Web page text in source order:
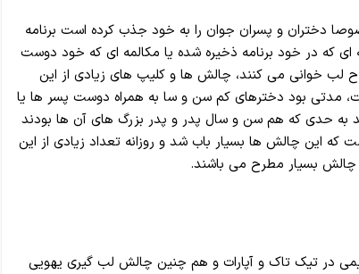
دختران و پسران جوان را به خود جذب کرده است برنامه
ای که در خود برنامه ذخیره شده یا مکالمه ای که خود دوست
لب خوانی می کنند، چالش ها و کلیپ های زیادی از این
مدتی بود دخترهای کم سن و سا به همراه دوست پسر ها یا
به حدی که هم سن و سال پدر و پدر بزرگ های آن ها بودند
این چالش ها بسیار باب شد و روزانه تعداد زیادی از این
بسیار مطرح می باشند.
در تیک تاک و آپارات و هم چنین چالش لب گیری یهویی